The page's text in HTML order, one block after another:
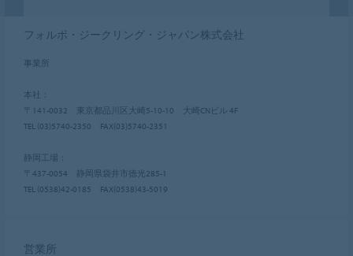
フォルボ・ジークリング・ジャパン株式会社
事業所
本社：
〒141-0032 東京都品川区大崎5-10-10 大崎CNビル 4F
TEL (03)5740-2350 FAX(03)5740-2351
静岡工場：
〒437-0054 静岡県袋井市徳光285-1
TEL (0538)42-0185 FAX(0538)43-5019
営業所